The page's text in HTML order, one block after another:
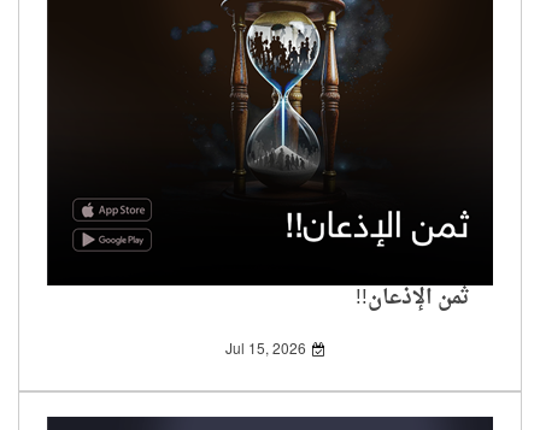
ثمن الإذعان!!
Jul 15, 2026